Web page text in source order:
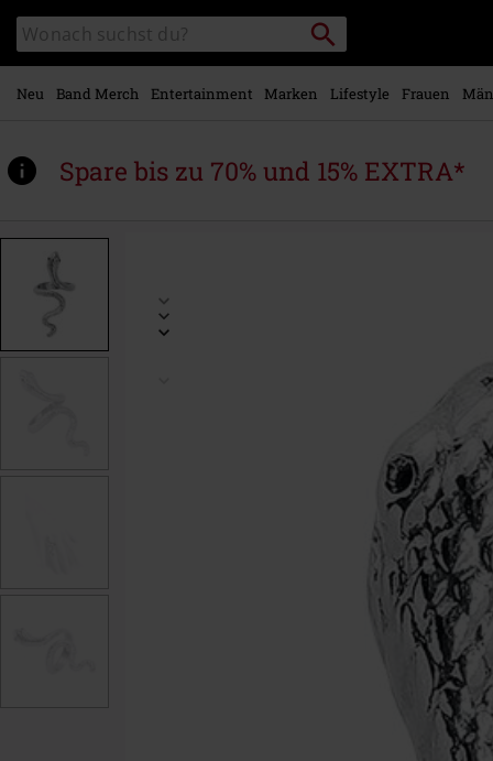
Hauptinhalt
springen
Katalog
durchsuchen
Packstation
suchen
Neu Band Merch Entertainment Marken Lifestyle Frauen
Spare bis zu 70% und 15% EXTRA*
www.emp.at/p/snake/491558.html